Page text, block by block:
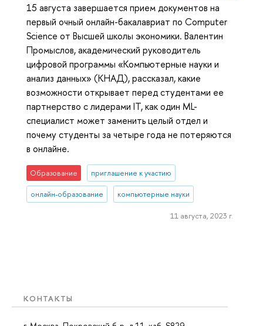
КОНТАКТЫ
15 августа завершается прием документов на
первый очный онлайн-бакалавриат по Computer
Science от Высшей школы экономики. Валентин
Промыслов, академический руководитель
цифровой программы «Компьютерные науки и
анализ данных» (КНАД), рассказал, какие
возможности открывает перед студентами ее
партнерство с лидерами IT, как один ML-
специалист может заменить целый отдел и
почему студенты за четыре года не потеряются
в онлайне.
Образование приглашение к участию
онлайн-образование компьютерные науки
11 августа, 2023 г.